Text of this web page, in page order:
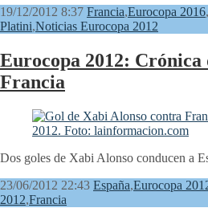
19/12/2012 8:37 Francia,Eurocopa 2016,
Platini,Noticias Eurocopa 2012
Eurocopa 2012: Crónica
Francia
Dos goles de Xabi Alonso conducen a
23/06/2012 22:43 España,Eurocopa
2012,Francia